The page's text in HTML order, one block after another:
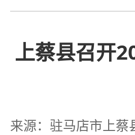
上蔡县召开
来源：驻马店市上蔡